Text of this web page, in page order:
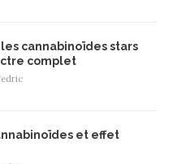
les cannabinoïdes stars
complet
et effet